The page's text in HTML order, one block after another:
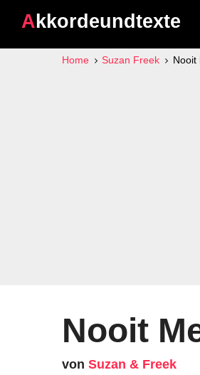
Akkordeundtexte
Home Suzan Freek Nooit
Nooit
von Suzan & Freek